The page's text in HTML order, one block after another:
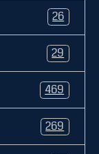
26
29
469
269